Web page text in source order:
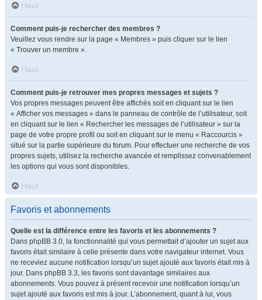
Haut
Comment puis-je rechercher des membres ?
Veuillez vous rendre sur la page « Membres » puis cliquer sur le lien
« Trouver un membre ».
Haut
Comment puis-je retrouver mes propres messages et sujets ?
Vos propres messages peuvent être affichés soit en cliquant sur le lien
« Afficher vos messages » dans le panneau de contrôle de l’utilisateur, soit
en cliquant sur le lien « Rechercher les messages de l’utilisateur » sur la
page de votre propre profil ou soit en cliquant sur le menu « Raccourcis »
situé sur la partie supérieure du forum. Pour effectuer une recherche de vos
propres sujets, utilisez la recherche avancée et remplissez convenablement
les options qui vous sont disponibles.
Haut
Favoris et abonnements
Quelle est la différence entre les favoris et les abonnements ?
Dans phpBB 3.0, la fonctionnalité qui vous permettait d’ajouter un sujet aux
favoris était similaire à celle présente dans votre navigateur internet. Vous
ne receviez aucune notification lorsqu’un sujet ajouté aux favoris était mis à
jour. Dans phpBB 3.3, les favoris sont davantage similaires aux
abonnements. Vous pouvez à présent recevoir une notification lorsqu’un
sujet ajouté aux favoris est mis à jour. L’abonnement, quant à lui, vous